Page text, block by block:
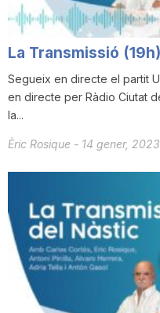
u
t
d
e
La Transmissió
Segueix en directe el partit
en directe per Ràdio Ciutat
la...
Èric Rosique - 14 gener, 2023